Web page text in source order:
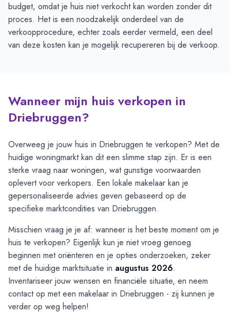
budget, omdat je huis niet verkocht kan worden zonder dit
proces. Het is een noodzakelijk onderdeel van de
verkoopprocedure, echter zoals eerder vermeld, een deel
van deze kosten kan je mogelijk recupereren bij de verkoop.
Wanneer mijn huis verkopen in
Driebruggen?
Overweeg je jouw huis in Driebruggen te verkopen? Met de
huidige woningmarkt kan dit een slimme stap zijn. Er is een
sterke vraag naar woningen, wat gunstige voorwaarden
oplevert voor verkopers. Een lokale makelaar kan je
gepersonaliseerde advies geven gebaseerd op de
specifieke marktcondities van Driebruggen.
Misschien vraag je je af: wanneer is het beste moment om je
huis te verkopen? Eigenlijk kun je niet vroeg genoeg
beginnen met oriënteren en je opties onderzoeken, zeker
met de huidige marktsituatie in augustus 2026.
Inventariseer jouw wensen en financiële situatie, en neem
contact op met een makelaar in Driebruggen - zij kunnen je
verder op weg helpen!